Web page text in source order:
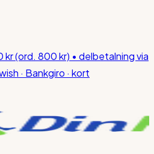
kr(ord. 800 kr) • delbetalning via
· Bankgiro · kort